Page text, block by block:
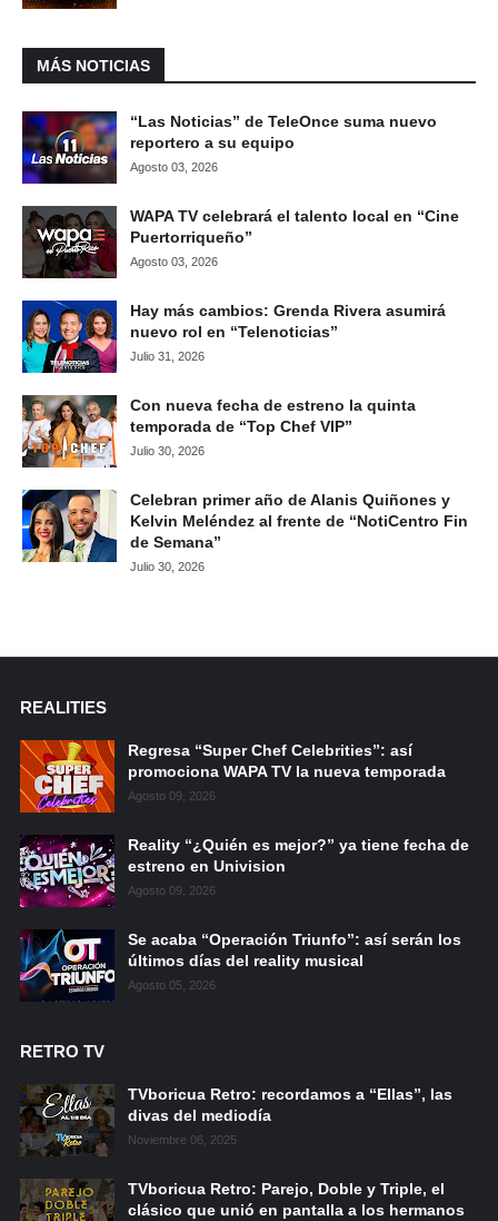
MÁS NOTICIAS
“Las Noticias” de TeleOnce suma nuevo
reportero a su equipo
Agosto 03, 2026
WAPA TV celebrará el talento local en “Cine
Puertorriqueño”
Agosto 03, 2026
Hay más cambios: Grenda Rivera asumirá
nuevo rol en “Telenoticias”
Julio 31, 2026
Con nueva fecha de estreno la quinta
temporada de “Top Chef VIP”
Julio 30, 2026
Celebran primer año de Alanis Quiñones y
Kelvin Meléndez al frente de “NotiCentro Fin
de Semana”
Julio 30, 2026
REALITIES
Regresa “Super Chef Celebrities”: así
promociona WAPA TV la nueva temporada
Agosto 09, 2026
Reality “¿Quién es mejor?” ya tiene fecha de
estreno en Univision
Agosto 09, 2026
Se acaba “Operación Triunfo”: así serán los
últimos días del reality musical
Agosto 05, 2026
RETRO TV
TVboricua Retro: recordamos a “Ellas”, las
divas del mediodía
Noviembre 06, 2025
TVboricua Retro: Parejo, Doble y Triple, el
clásico que unió en pantalla a los hermanos